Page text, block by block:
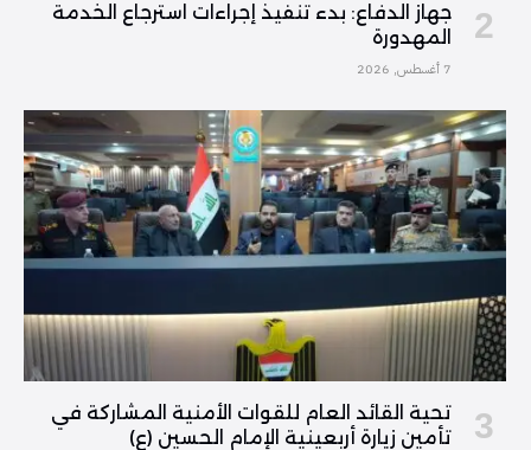
جهاز الدفاع: بدء تنفيذ إجراءات استرجاع الخدمة
المهدورة
7 أغسطس, 2026
تحية القائد العام للقوات الأمنية المشاركة في
تأمين زيارة أربعينية الإمام الحسين (ع)